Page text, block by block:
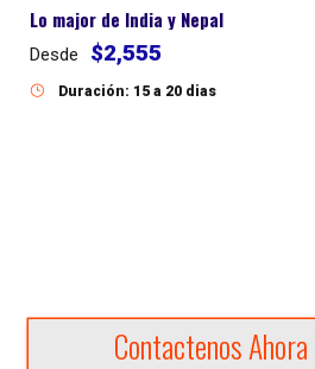
Lo major de India y Nepal
Desde $2,555
Duración: 15 a 20 dias
Contactenos Ahora